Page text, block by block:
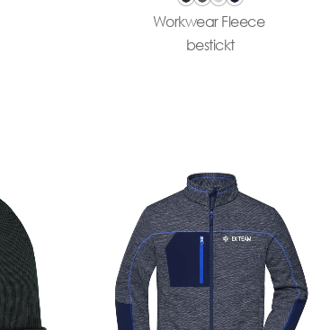
Workwear Fleece
bestickt